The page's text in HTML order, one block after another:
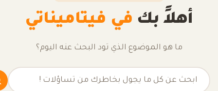
أهلاً بك في فيتاميناتي
ما هو الموضوع الذي تود البحث عنه اليوم؟